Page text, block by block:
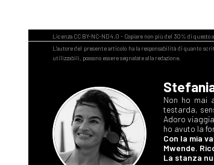
Non ho mai
testarda,
Adoro
ho avuto la
Con la mia
Mwende.
La stanza